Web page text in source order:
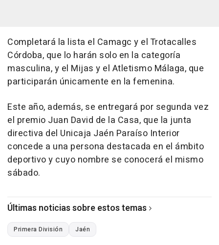
Completará la lista el Camagc y el Trotacalles
Córdoba, que lo harán solo en la categoría
masculina, y el Mijas y el Atletismo Málaga, que
participarán únicamente en la femenina.
Este año, además, se entregará por segunda vez
el premio Juan David de la Casa, que la junta
directiva del Unicaja Jaén Paraíso Interior
concede a una persona destacada en el ámbito
deportivo y cuyo nombre se conocerá el mismo
sábado.
Últimas noticias sobre estos temas
Primera División Jaén